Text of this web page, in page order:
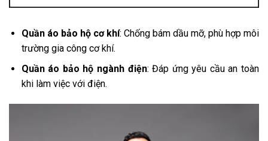
Quần áo bảo hộ cơ khí: Chống bám dầu mỡ, phù hợp môi
trường gia công cơ khí.
Quần áo bảo hộ ngành điện: Đáp ứng yêu cầu an toàn
khi làm việc với điện.